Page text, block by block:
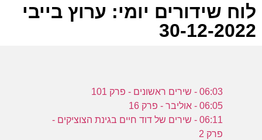
לוח שידורים יומי: ערוץ בייבי
30-12-2022
06:03 - שירים ראשונים - פרק 101
06:05 - אוליבר - פרק 16
06:11 - שירים של דוד חיים בגינת הצוציקים -
פרק 2